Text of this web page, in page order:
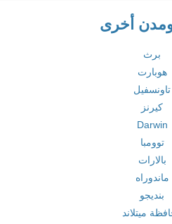
ومدن أخرى
برث
هوبارت
تاونسفيل
كيرنز
Darwin
توومبا
بالارات
ماندوراه
بنديجو
ميتلاند